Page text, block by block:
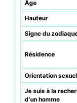
Âge
Hauteur
Signe du
Résidence
Orientation
Je suis à la
d’un homme